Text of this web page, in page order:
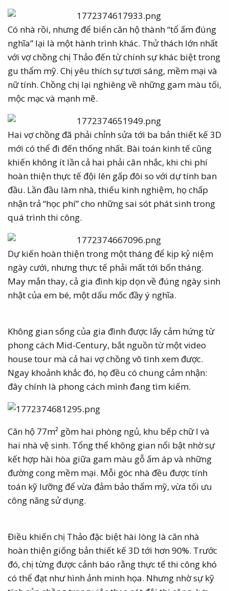
Có nhà rồi, nhưng để biến căn hộ thành “tổ ấm đúng
nghĩa” lại là một hành trình khác. Thử thách lớn nhất
với vợ chồng chị Thảo đến từ chính sự khác biệt trong
gu thẩm mỹ. Chị yêu thích sự tươi sáng, mềm mại và
nữ tính. Chồng chị lại nghiêng về những gam màu tối,
mộc mạc và mạnh mẽ.
Hai vợ chồng đã phải chỉnh sửa tới ba bản thiết kế 3D
mới có thể đi đến thống nhất. Bài toán kinh tế cũng
khiến không ít lần cả hai phải cân nhắc, khi chi phí
hoàn thiện thực tế đội lên gấp đôi so với dự tính ban
đầu. Lần đầu làm nhà, thiếu kinh nghiệm, họ chấp
nhận trả “học phí” cho những sai sót phát sinh trong
quá trình thi công.
Dự kiến hoàn thiện trong một tháng để kịp kỷ niệm
ngày cưới, nhưng thực tế phải mất tới bốn tháng.
May mắn thay, cả gia đình kịp dọn về đúng ngày sinh
nhật của em bé, một dấu mốc đầy ý nghĩa.
Không gian sống của gia đình được lấy cảm hứng từ
phong cách Mid-Century, bắt nguồn từ một video
house tour mà cả hai vợ chồng vô tình xem được.
Ngay khoảnh khắc đó, họ đều có chung cảm nhận:
đây chính là phong cách mình đang tìm kiếm.
Căn hộ 77m² gồm hai phòng ngủ, khu bếp chữ I và
hai nhà vệ sinh. Tổng thể không gian nổi bật nhờ sự
kết hợp hài hòa giữa gam màu gỗ ấm áp và những
đường cong mềm mại. Mỗi góc nhà đều được tính
toán kỹ lưỡng để vừa đảm bảo thẩm mỹ, vừa tối ưu
công năng sử dụng.
Điều khiến chị Thảo đặc biệt hài lòng là căn nhà
hoàn thiện giống bản thiết kế 3D tới hơn 90%. Trước
đó, chị từng được cảnh báo rằng thực tế thi công khó
có thể đạt như hình ảnh minh họa. Nhưng nhờ sự kỹ